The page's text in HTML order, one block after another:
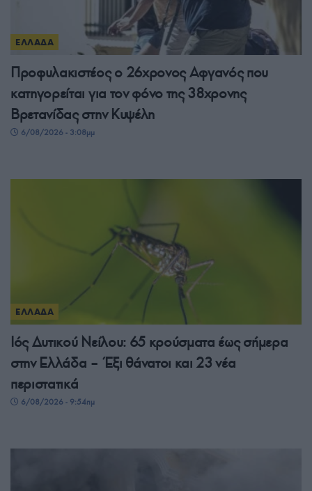
ΕΛΛΑΔΑ
Προφυλακιστέος ο 26χρονος Αφγανός που
κατηγορείται για τον φόνο της 38χρονης
Βρετανίδας στην Κυψέλη
6/08/2026 - 3:08μμ
ΕΛΛΑΔΑ
Ιός Δυτικού Νείλου: 65 κρούσματα έως σήμερα
στην Ελλάδα – Έξι θάνατοι και 23 νέα
περιστατικά
6/08/2026 - 9:54πμ